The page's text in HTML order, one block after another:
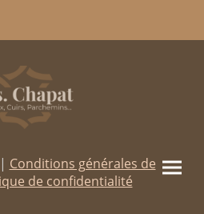
| Conditions générales de
de confidentialité